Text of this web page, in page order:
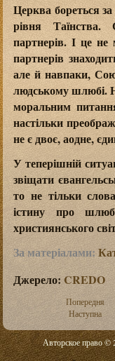
Церква бореться
рівня
партнерів. І це
партнерів
але й навпаки,
людському шлюбі.
моральним
настільки
не є двоє, аодне,
У теперішній
звіщати
то не тільки
істину про
християнського
За матеріалами:
Джерело:CREDO
Попередня
Наступна
Авторское право ©